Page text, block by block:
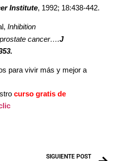
Institute, 1992; 18:438-442.
Inhibition
cancer….J
para vivir más y mejor a
curso gratis de
SIGUIENTE POST